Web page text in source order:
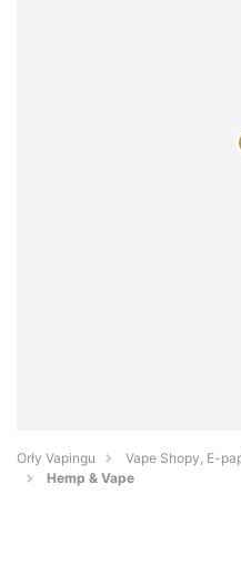
Orły Vapingu
Vape Shopy, E-
Hemp & Vape